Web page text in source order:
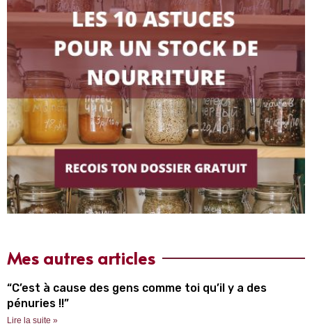
Mes autres articles
“C’est à cause des gens comme toi qu’il y a des
pénuries !!”
Lire la suite »